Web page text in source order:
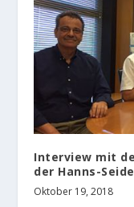
Interview mit
der Hanns-
Oktober 19, 2018